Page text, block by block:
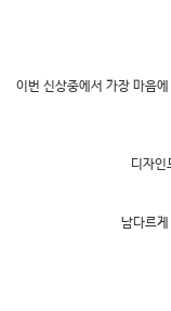
이번 신상중에서 가장 마음
디자인
남다르